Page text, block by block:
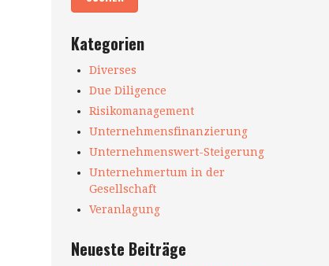
Kategorien
Diverses
Due Diligence
Risikomanagement
Unternehmensfinanzierung
Unternehmenswert-Steigerung
Unternehmertum in der
Gesellschaft
Veranlagung
Neueste Beiträge